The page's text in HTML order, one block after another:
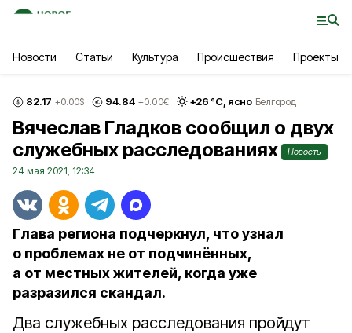
Новости Статьи Культура Происшествия Проекты
82.17 +0.00$ 94.84 +0.00€ +26 °С, ясно Белгород
Вячеслав Гладков сообщил о двух
служебных расследованиях
Новость
24 мая 2021, 12:34
Глава региона подчеркнул, что узнал
о проблемах не от подчинённых,
а от местных жителей, когда уже
разразился скандал.
Два служебных расследования пройдут